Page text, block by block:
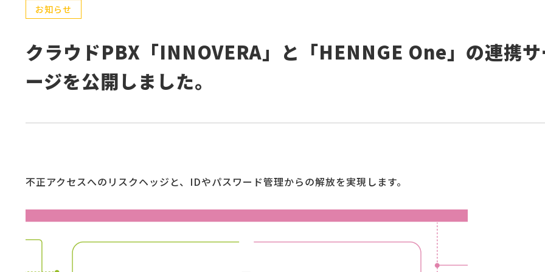
お知らせ
クラウドPBX「INNOVERA」と「HENNGE One」の連携サ
ージを公開しました。
不正アクセスへのリスクヘッジと、IDやパスワード管理からの解放を実現します。